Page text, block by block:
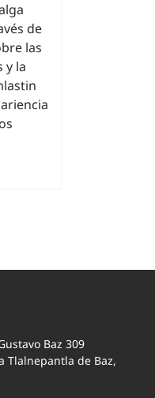
de
las
y la
Baz 309
Tlalnepantla de Baz,